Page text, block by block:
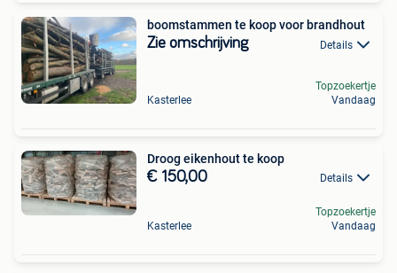
boomstammen te koop voor brandhout
Zie omschrijving Details
Kasterlee
Topzoekertje
Vandaag
Droog eikenhout te koop
€ 150,00 Details
Kasterlee
Topzoekertje
Vandaag